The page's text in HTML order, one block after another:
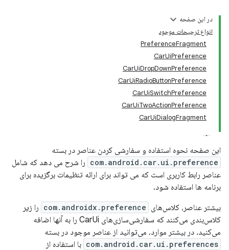
در این صفحه
انواع ترجیحات موجود
PreferenceFragment
CarUiPreference
CarUiDropDownPreference
CarUiRadioButtonPreference
CarUiSwitchPreference
CarUiTwoActionPreference
CarUiDialogFragment
این صفحه نحوه استفاده و سفارشی کردن عناصر در بسته
com.android.car.ui.preference را شرح می دهد که شامل
عناصر رابط کاربری است که می تواند برای ارائه تنظیمات برگزیده برای
برنامه ها استفاده شود.
بیشتر عناصر، کلاس‌های com.androidx.preference را زیر
کلاس‌بندی می‌کنند که سفارشی‌سازی‌های CarUi را به آنها اضافه
می‌کنید. در بیشتر موارد، می‌توانید از عناصر موجود در بسته
com.android.car.ui.preferences با استفاده از